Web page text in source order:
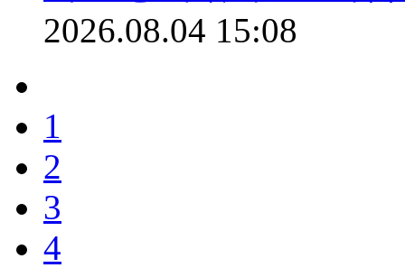
2026.08.04 15:08
1
2
3
4